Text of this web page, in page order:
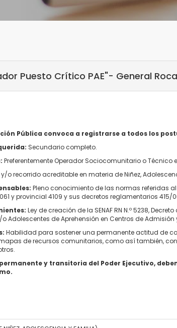
Puesto Crítico PAE"- General
Pública convoca a registrarse a todos los
Secundario completo.
Preferentemente Operador Sociocomunitario o Técnico
o recorrido acreditable en materia de Niñez,
Pleno conocimiento de las normas referidas
y provincial 4109 y sus decretos reglamentarios 415/
Ley de creación de la SENAF RN N.º 5238,
Adolescentes de Aprehensión en Centros de
Habilidad para sostener una permanente actitud de
de recursos comunitarios, como así también,
permanente y transitoria del Poder Ejecutivo,